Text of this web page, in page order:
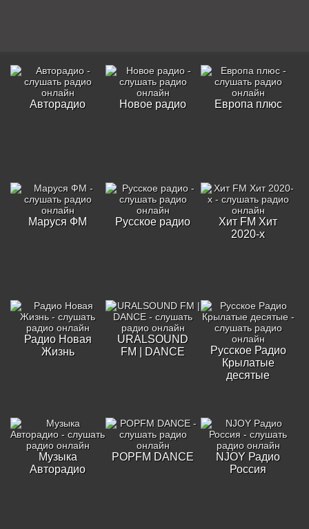
Авторадио Новое радио Европа плюс
Маруся ФМ Русское радио
Хит FM Хит
2020-х
Радио Новая
Жизнь
URALSOUND
FM | DANCE
Русское Радио
Крылатые
десятые
Музыка
Авторадио
POPFM DANCE
NJOY Радио
Россия